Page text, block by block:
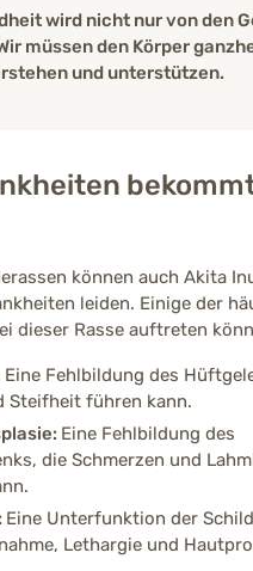
Rute, dichtes Fell.
(groß) (Rüde)
(Hündin)
(Rüde)
(Hündin)
wird nicht nur von den
müssen den Körper
und unterstützen.
können auch Akita
leiden. Einige der
dieser Rasse auftreten
Eine Fehlbildung des
Steifheit führen kann.
Eine Fehlbildung des
die Schmerzen und
Eine Unterfunktion der
Lethargie und